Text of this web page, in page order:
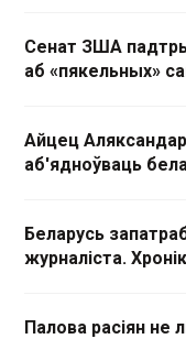
Сенат ЗША
аб «пякельных»
Айцец
аб'ядноўваць
Беларусь
журналіста.
Палова расіян не